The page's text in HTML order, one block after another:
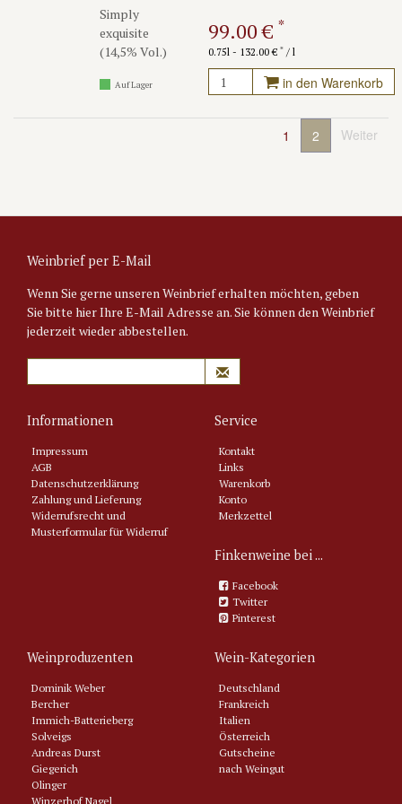
Simply
exquisite
(14,5% Vol.)
Auf Lager
99.00 € *
0.75l - 132.00 € */ l
in den Warenkorb
1 2 Weiter
Weinbrief per E-Mail
Wenn Sie gerne unseren Weinbrief erhalten möchten, geben
Sie bitte hier Ihre E-Mail Adresse an. Sie können den Weinbrief
jederzeit wieder abbestellen.
Informationen
Impressum
AGB
Datenschutzerklärung
Zahlung und Lieferung
Widerrufsrecht und
Musterformular für Widerruf
Service
Kontakt
Links
Warenkorb
Konto
Merkzettel
Finkenweine bei ...
Facebook
Twitter
Pinterest
Weinproduzenten
Dominik Weber
Bercher
Immich-Batterieberg
Solveigs
Andreas Durst
Giegerich
Olinger
Winzerhof Nagel
Wein-Kategorien
Deutschland
Frankreich
Italien
Österreich
Gutscheine
nach Weingut